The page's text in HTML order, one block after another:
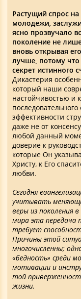
Растущий спрос
молодежи,
ясно прозвучало
поколение не
вновь открывая
лучше, потому
секрет истинного
Дикастерия
который наши
настойчивостью и
эффективности
даже не от
любой данный
доверие к
которые Он
Христу, к Его
любви.
Сегодня
учитывать
веры из поколения
мира эта передача
требует
Причины этой
многочисленны;
«бедность» среди
мотивации и
той
жизни.